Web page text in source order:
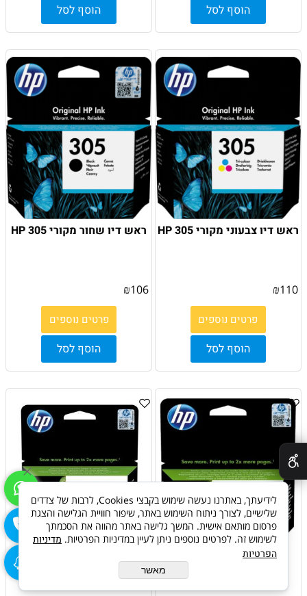
הוסף לסל הוסף לסל
ראש דיו צבעוני מקורי HP 305
₪110
פרטים נוספים
הוסף לסל
ראש דיו שחור מקורי HP 305
₪106
פרטים נוספים
הוסף לסל
לידיעתך, באתרנו נעשה שימוש בקבצי Cookies, לרבות של צדדים
שלישיים, לצורך ניתוח השימוש באתר, שיפור חוויית הגלישה והצגת
פרסום מותאם אישית. המשך גלישה באתר מהווה את הסכמתך
לשימוש זה. לפרטים נוספים ניתן לעיין במדיניות הפרטיות. מדיניות
הפרטיות
מאשר